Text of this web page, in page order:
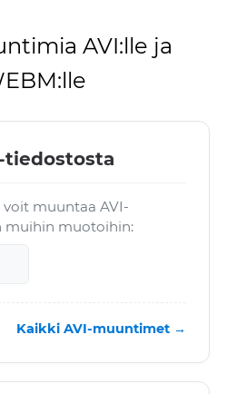
AVI:lle ja
tiedostosta
muuntaa AVI-
muihin muotoihin:
Kaikki AVI-muuntimet →